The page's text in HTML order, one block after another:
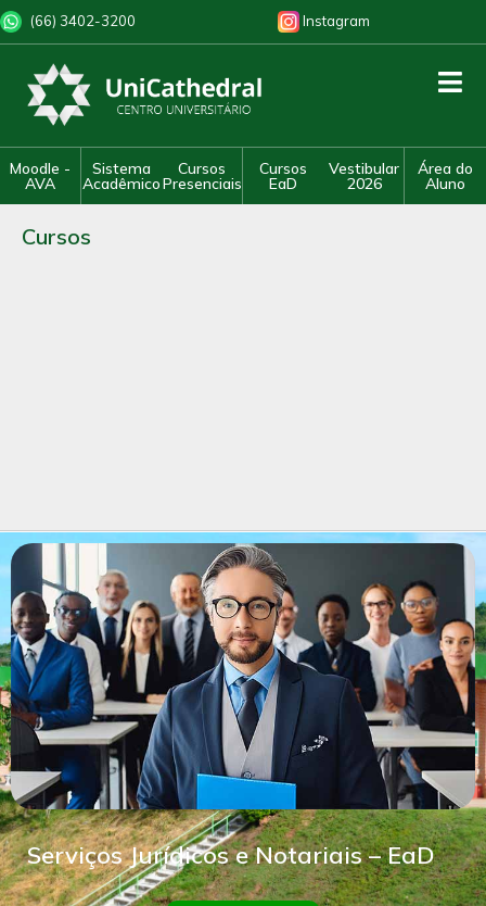
(66) 3402-3200 Instagram
Moodle -
AVA
Sistema
Acadêmico
Cursos
Presenciais
Cursos
EaD
Vestibular
2026
Área do
Aluno
Cursos
Serviços Jurídicos e Notariais – EaD